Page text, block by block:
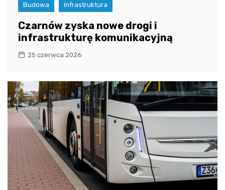
Budowa Infrastruktura
Czarnów zyska nowe drogi i
infrastrukturę komunikacyjną
25 czerwca 2026